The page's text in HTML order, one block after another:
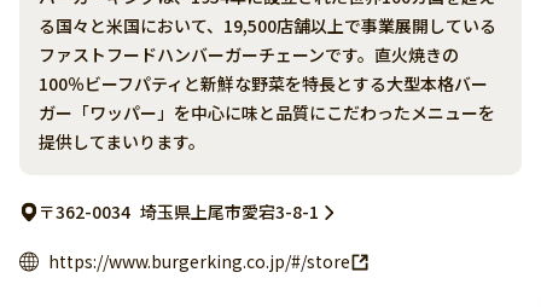
る国々と米国において、19,500店舗以上で事業展開している
ファストフードハンバーガーチェーンです。直火焼きの
100％ビーフパティと新鮮な野菜を特長とする大型本格バー
ガー「ワッパー」を中心に味と品質にこだわったメニューを
提供してまいります。
〒362-0034 埼玉県上尾市愛宕3-8-1
https://www.burgerking.co.jp/#/store